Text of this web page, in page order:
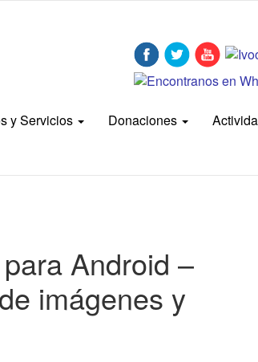
y Servicios Donaciones
Android –
imágenes y